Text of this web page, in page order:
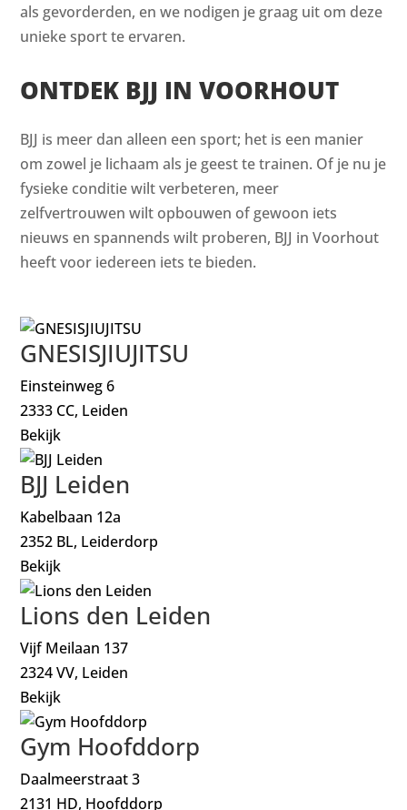
als gevorderden, en we nodigen je graag uit om deze
unieke sport te ervaren.
ONTDEK BJJ IN VOORHOUT
BJJ is meer dan alleen een sport; het is een manier
om zowel je lichaam als je geest te trainen. Of je nu je
fysieke conditie wilt verbeteren, meer
zelfvertrouwen wilt opbouwen of gewoon iets
nieuws en spannends wilt proberen, BJJ in Voorhout
heeft voor iedereen iets te bieden.
GNESISJIUJITSU
Einsteinweg 6
2333 CC, Leiden
Bekijk
BJJ Leiden
Kabelbaan 12a
2352 BL, Leiderdorp
Bekijk
Lions den Leiden
Vijf Meilaan 137
2324 VV, Leiden
Bekijk
Gym Hoofddorp
Daalmeerstraat 3
2131 HD, Hoofddorp